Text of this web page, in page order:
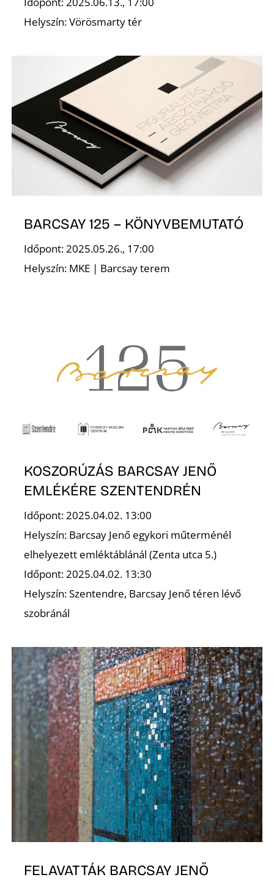
Helyszín: Vörösmarty tér
BARCSAY 125 – KÖNYVBEMUTATÓ
Időpont: 2025.05.26., 17:00
Helyszín: MKE | Barcsay terem
KOSZORÚZÁS BARCSAY JENŐ
EMLÉKÉRE SZENTENDRÉN
Időpont: 2025.04.02. 13:00
Helyszín: Barcsay Jenő egykori műterménél
elhelyezett emléktáblánál (Zenta utca 5.)
Időpont: 2025.04.02. 13:30
Helyszín: Szentendre, Barcsay Jenő téren lévő
szobránál
FELAVATTÁK BARCSAY JENŐ